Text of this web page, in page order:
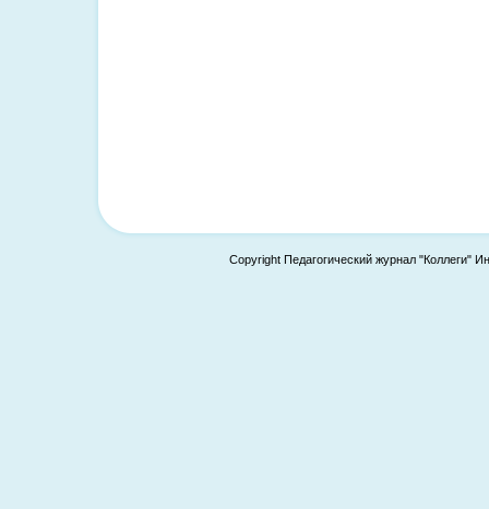
Copyright Педагогический журнал "Коллеги"